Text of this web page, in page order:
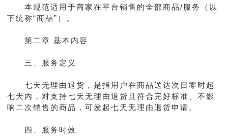
本规范适用于商家在平台销售的全部商品/服务（以
下统称“商品”）。
第二章 基本内容
三、服务定义
七天无理由退货，是指用户在商品送达次日零时起
七天内，对支持七天无理由退货且符合完好标准、不影
响二次销售的商品，可发起七天无理由退货申请。
四、服务时效